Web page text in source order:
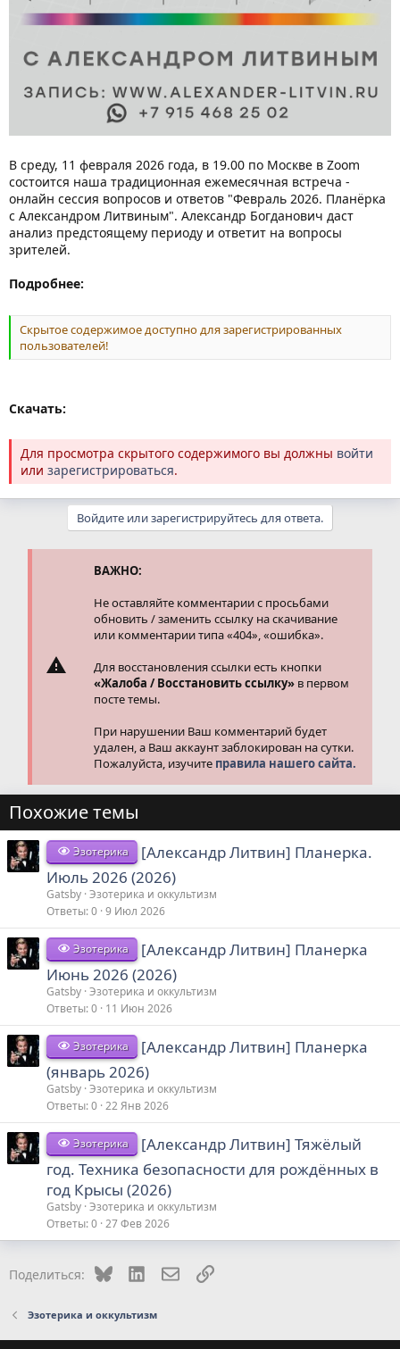
В среду, 11 февраля 2026 года, в 19.00 по Москве в Zoom
состоится наша традиционная ежемесячная встреча -
онлайн сессия вопросов и ответов "Февраль 2026. Планёрка
с Александром Литвиным". Александр Богданович даст
анализ предстоящему периоду и ответит на вопросы
зрителей.
Подробнее:
Скрытое содержимое доступно для зарегистрированных
пользователей!
Скачать:
Для просмотра скрытого содержимого вы должны войти
или зарегистрироваться.
Войдите или зарегистрируйтесь для ответа.
ВАЖНО:
Не оставляйте комментарии с просьбами
обновить / заменить ссылку на скачивание
или комментарии типа «404», «ошибка».
Для восстановления ссылки есть кнопки
«Жалоба / Восстановить ссылку» в первом
посте темы.
При нарушении Ваш комментарий будет
удален, а Ваш аккаунт заблокирован на сутки.
Пожалуйста, изучите правила нашего сайта.
Похожие темы
Эзотерика
[Александр Литвин] Планерка.
Июль 2026 (2026)
Gatsby Эзотерика и оккультизм
Ответы 0 9 Июл 2026
Эзотерика
[Александр Литвин] Планерка
Июнь 2026 (2026)
Gatsby Эзотерика и оккультизм
Ответы 0 11 Июн 2026
Эзотерика
[Александр Литвин] Планерка
(январь 2026)
Gatsby Эзотерика и оккультизм
Ответы 0 22 Янв 2026
Эзотерика
[Александр Литвин] Тяжёлый
год. Техника безопасности для рождённых в
год Крысы (2026)
Gatsby Эзотерика и оккультизм
Ответы 0 27 Фев 2026
Поделиться: Bluesky LinkedInЭлектронная почта
Ссылка
Эзотерика и оккультизм